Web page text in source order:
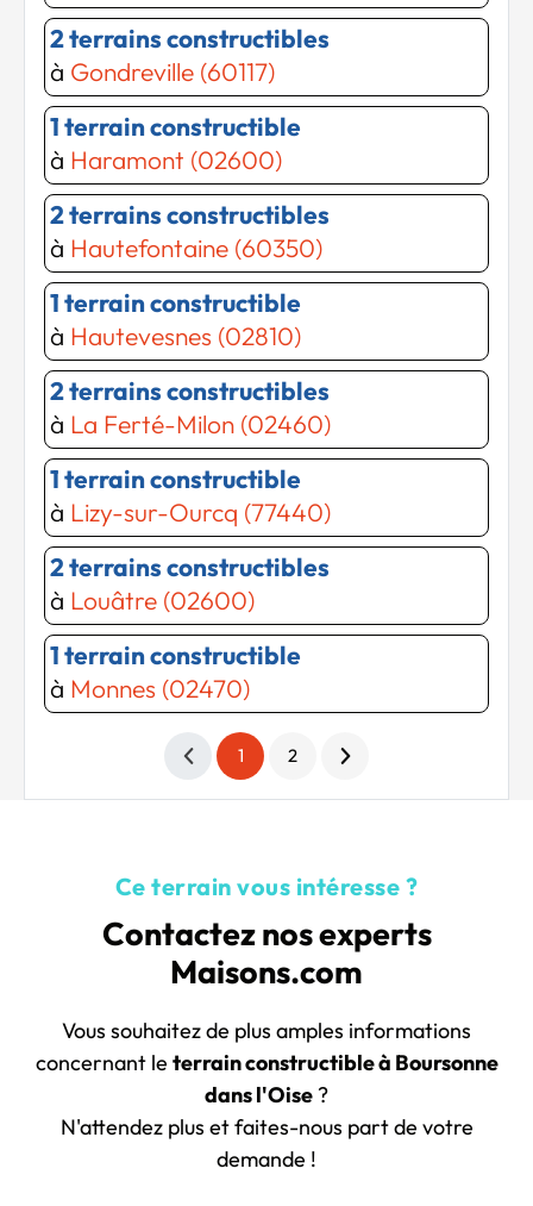
2 terrains constructibles
à Gondreville (60117)
1 terrain constructible
à Haramont (02600)
2 terrains constructibles
à Hautefontaine (60350)
1 terrain constructible
à Hautevesnes (02810)
2 terrains constructibles
à La Ferté-Milon (02460)
1 terrain constructible
à Lizy-sur-Ourcq (77440)
2 terrains constructibles
à Louâtre (02600)
1 terrain constructible
à Monnes (02470)
1 2
Ce terrain vous intéresse ?
Contactez nos experts
Maisons.com
Vous souhaitez de plus amples informations
concernant le terrain constructible à Boursonne
dans l'Oise ?
N'attendez plus et faites-nous part de votre
demande !